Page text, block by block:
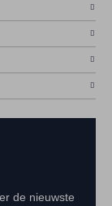
de nieuwste